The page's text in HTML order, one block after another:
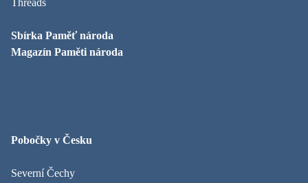
Threads
Sbírka Paměť národa
Magazín Paměti národa
Pobočky v Česku
Severní Čechy